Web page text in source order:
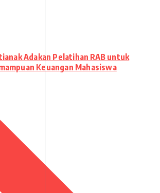
Adakan Pelatihan RAB untuk
Keuangan Mahasiswa